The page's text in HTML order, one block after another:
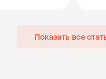
Показать все